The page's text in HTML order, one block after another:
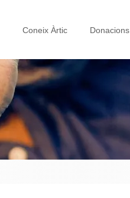
Coneix Àrtic Donacions